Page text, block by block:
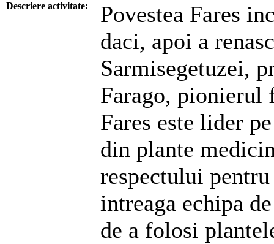
Descriere activitate:
Povestea Fares
daci, apoi a
Sarmisegetuzei,
Farago, pionierul
Fares este lider
din plante
respectului
intreaga echipa
de a folosi